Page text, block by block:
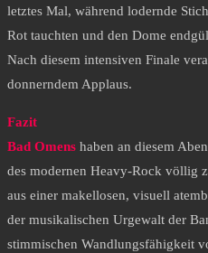
letztes Mal, während lodernde
Rot tauchten und den Dome
Nach diesem intensiven Finale
donnerndem Applaus.
Fazit
Bad Omens haben an diesem
des modernen Heavy-Rock völlig
aus einer makellosen, visuell
der musikalischen Urgewalt der
stimmischen Wandlungsfähigkeit